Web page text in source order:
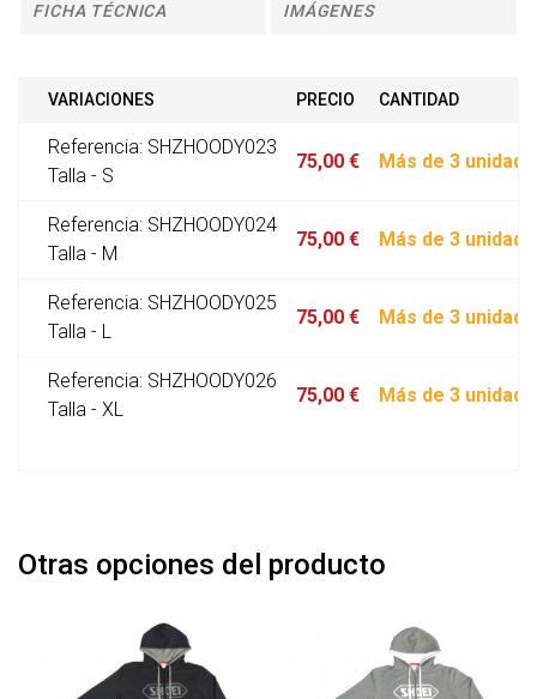
FICHA TÉCNICA IMÁGENES
VARIACIONES PRECIO CANTIDAD
Referencia: SHZHOODY023
Talla - S
75,00 € Más de 3
Referencia: SHZHOODY024
Talla - M
75,00 € Más de 3
Referencia: SHZHOODY025
Talla - L
75,00 € Más de 3
Referencia: SHZHOODY026
Talla - XL
75,00 € Más de 3
Otras opciones del producto